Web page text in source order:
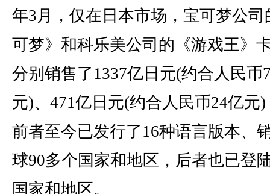
年3月，仅在日本市场，宝可梦公司
可梦》和科乐美公司的《游戏王》
分别销售了1337亿日元(约合人民币
元)、471亿日元(约合人民币24亿元
前者至今已发行了16种语言版本、
球90多个国家和地区，后者也已登
国家和地区。